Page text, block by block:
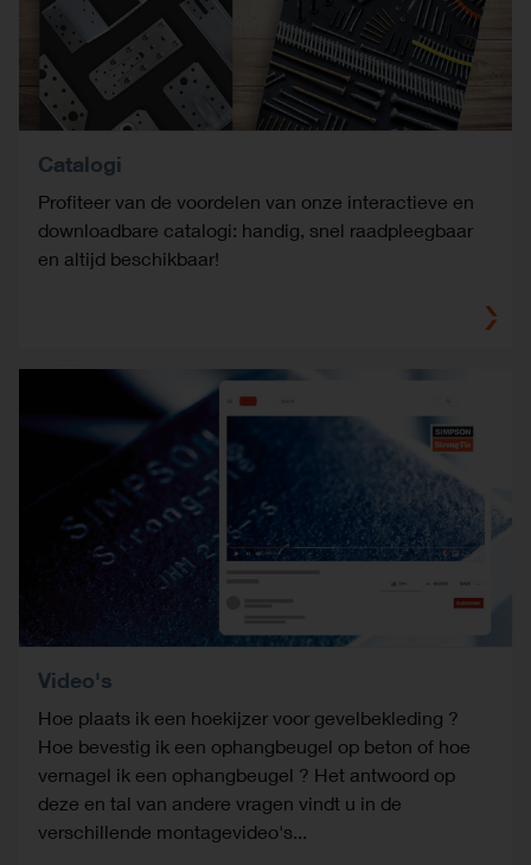
Catalogi
Profiteer van de voordelen van onze interactieve en
downloadbare catalogi: handig, snel raadpleegbaar
en altijd beschikbaar!
Video's
Hoe plaats ik een hoekijzer voor gevelbekleding ?
Hoe bevestig ik een ophangbeugel op beton of hoe
vernagel ik een ophangbeugel ? Het antwoord op
deze en tal van andere vragen vindt u in de
verschillende montagevideo's...